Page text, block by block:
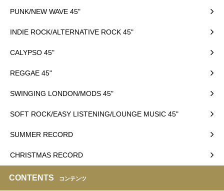
PUNK/NEW WAVE 45"
INDIE ROCK/ALTERNATIVE ROCK 45"
CALYPSO 45"
REGGAE 45"
SWINGING LONDON/MODS 45"
SOFT ROCK/EASY LISTENING/LOUNGE MUSIC 45"
SUMMER RECORD
CHRISTMAS RECORD
CONTENTS コンテンツ